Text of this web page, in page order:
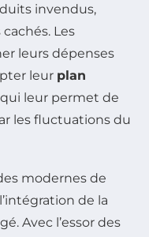
invendus,
Les
leurs dépenses
leur plan
leur permet de
les fluctuations du
modernes de
de la
Avec l’essor des